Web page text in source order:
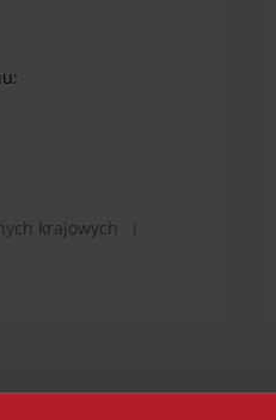
krajowych i